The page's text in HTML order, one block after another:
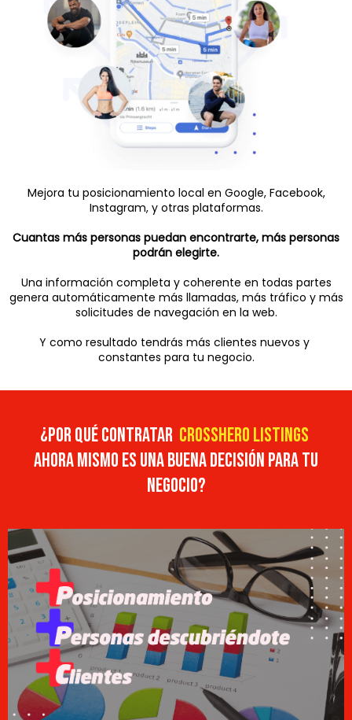
Mejora tu posicionamiento local en Google, Facebook,
Instagram, y otras plataformas.
Cuantas más personas puedan encontrarte, más personas
podrán elegirte.
Una información completa y coherente en todas partes
genera automáticamente más llamadas, más tráfico y más
solicitudes de navegación en la web.
Y como resultado tendrás más clientes nuevos y
constantes para tu negocio.
¿POR QUÉ CONTRATAR CROSSHERO LISTINGS
AHORA MISMOESUNA BUENA DECISIÓN PARA TU
NEGOCIO?